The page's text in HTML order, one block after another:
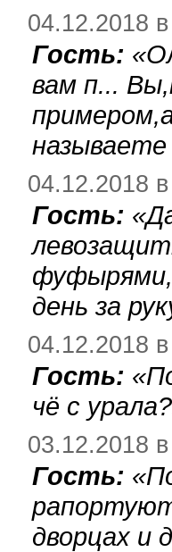
04.12.2018
Гость: «
вам п...
04.12.2018
Гость: «
день за
04.12.2018
Гость: «
чё с урала?
03.12.2018
Гость: «
дворцах